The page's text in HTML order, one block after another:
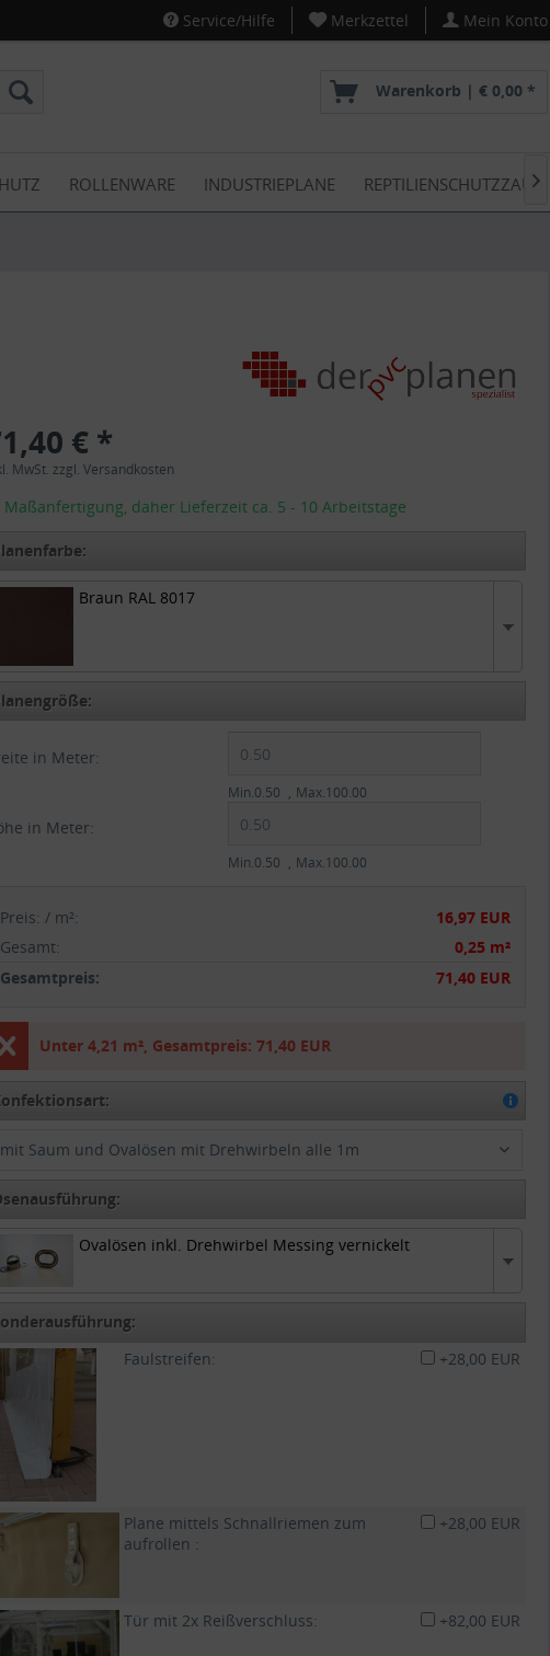
Service/Hilfe Merkzettel Mein Konto
Warenkorb | € 0,00 *
ROLLENWARE INDUSTRIEPLANE 
€ *
MwSt. zzgl. Versandkosten
Maßanfertigung, daher Lieferzeit ca. 5 - 10 Arbeitstage
Braun RAL 8017Braun RAL 8017
in Meter:
Min.0.50 Max.100.00
in Meter:
Min.0.50 Max.100.00
Preis: / m²:
16,97 EUR
Gesamt:
0,25 m²
Gesamtpreis:
71,40 EUR
Unter 4,21 m², Gesamtpreis: 71,40 EUR
mit Saum und Ovalösen mit Drehwirbeln alle 1m
Ovalösen inkl. Drehwirbel Messing vernickelt
Ovalösen inkl. Drehwirbel Messing vernickelt
Faulstreifen:
+28,00 EUR
Plane mittels Schnallriemen zum
aufrollen :
+28,00 EUR
Tür mit 2x Reißverschluss: +82,00 EUR